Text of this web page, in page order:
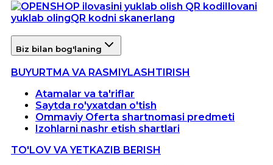
Ilovani
yuklab olingQR kodni skanerlang
Biz bilan bog'laning
BUYURTMA VA RASMIYLASHTIRISH
Atamalar va ta'riflar
Saytda ro'yxatdan o'tish
Ommaviy Oferta shartnomasi predmeti
Izohlarni nashr etish shartlari
TO'LOV VA YETKAZIB BERISH